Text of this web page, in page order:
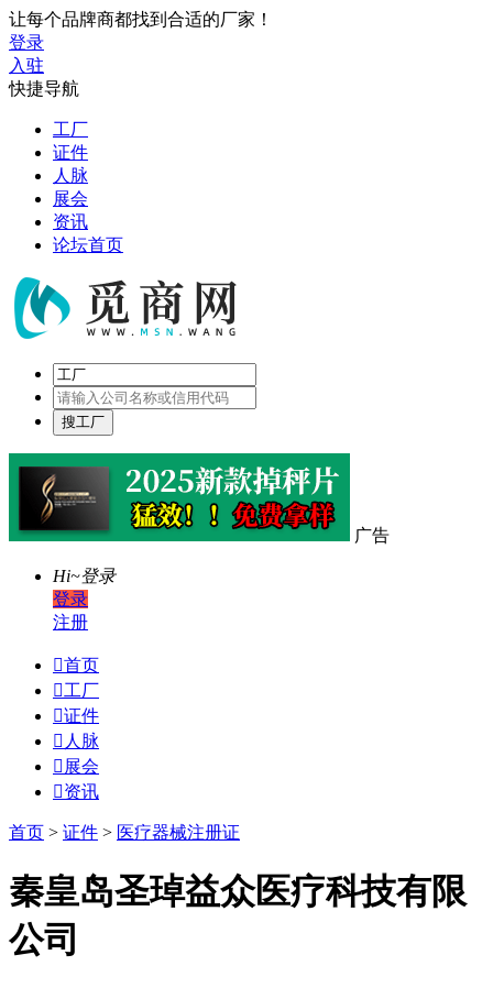
让每个品牌商都找到合适的厂家！
登录
入驻
快捷导航
工厂
证件
人脉
展会
资讯
论坛首页
广告
Hi~登录
登录
注册
首页
工厂
证件
 人脉
 展会
资讯
首页 > 证件 > 医疗器械注册证
秦皇岛圣琸益众医疗科技有限
公司